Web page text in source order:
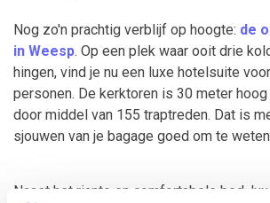
Nog zo'n prachtig verblijf op hoogte: de
in Weesp. Op een plek waar ooit drie
hingen, vind je nu een luxe hotelsuite
personen. De kerktoren is 30 meter
door middel van 155 traptreden. Dat is
sjouwen van je bagage goed om te
Naast het riante en comfortabele bed,